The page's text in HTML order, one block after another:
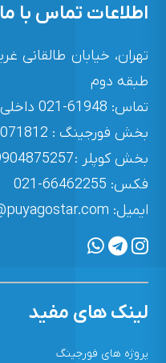
اطلاعات تماس با ما
طبقه دوم
تماس: 61948-021 داخلی 3
بخش فورجینگ : 09195071812
بخش کوپلر : 09904875257
فکس: 66462255-021
ايميل: info@puyagostar.com
لینک های مفید
پروژه های فورجینگ